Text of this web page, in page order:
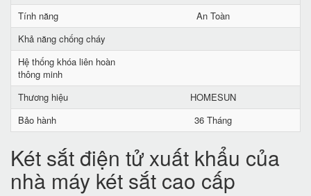
Tính năng
An Toàn
Khả năng chống cháy
Hệ thống khóa liên hoàn
thông minh
Thương hiệu
HOMESUN
Bảo hành
36 Tháng
Két sắt điện tử xuất khẩu của
nhà máy két sắt cao cấp